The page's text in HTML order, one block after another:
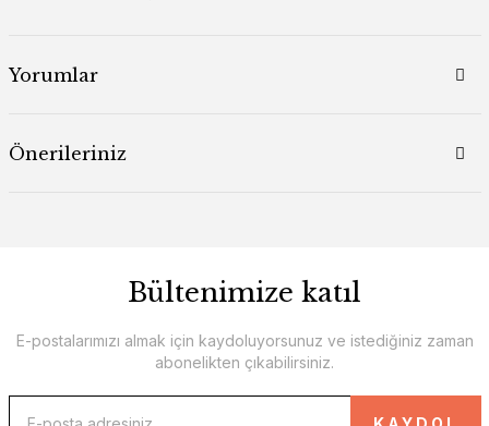
Yorumlar
Önerileriniz
Bültenimize katıl
E-postalarımızı almak için kaydoluyorsunuz ve istediğiniz zaman
abonelikten çıkabilirsiniz.